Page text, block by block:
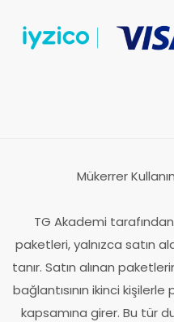
Mükerrer
TG Akademi
paketleri, yalnızca satın
tanır. Satın alınan
bağlantısının ikinci kişilerle
kapsamına girer. Bu tür